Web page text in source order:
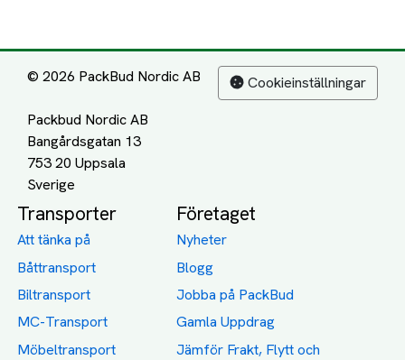
© 2026 PackBud Nordic AB
Packbud Nordic AB
Bangårdsgatan 13
753 20 Uppsala
Cookieinställningar
Transporter
Att tänka på
Båttransport
Biltransport
MC-Transport
Möbeltransport
Företaget
Nyheter
Blogg
Jobba på PackBud
Gamla Uppdrag
Jämför Frakt, Flytt och